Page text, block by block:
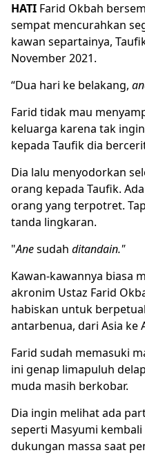
HATI Farid Okbah
sempat mencurahkan
kawan separtainya,
November 2021.
“Dua hari ke belakang,
Farid tidak mau
keluarga karena tak
kepada Taufik dia
Dia lalu menyodorkan
orang kepada Taufik.
orang yang terpotret.
tanda lingkaran.
"Anesudah ditandain."
Kawan-kawannya biasa
akronim Ustaz Farid
habiskan untuk
antarbenua, dari Asia ke
Farid sudah memasuki
ini genap limapuluh
muda masih berkobar.
Dia ingin melihat ada
seperti Masyumi
dukungan massa saat